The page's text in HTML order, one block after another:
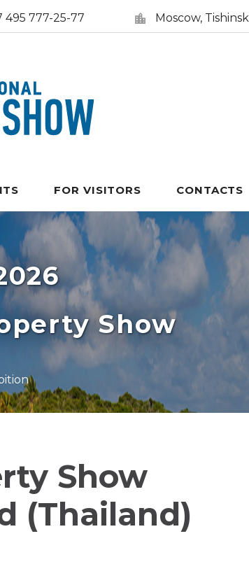
495 777-25-77 Moscow,
FOR VISITORS CONTACTS
Show
Show
(Thailand)